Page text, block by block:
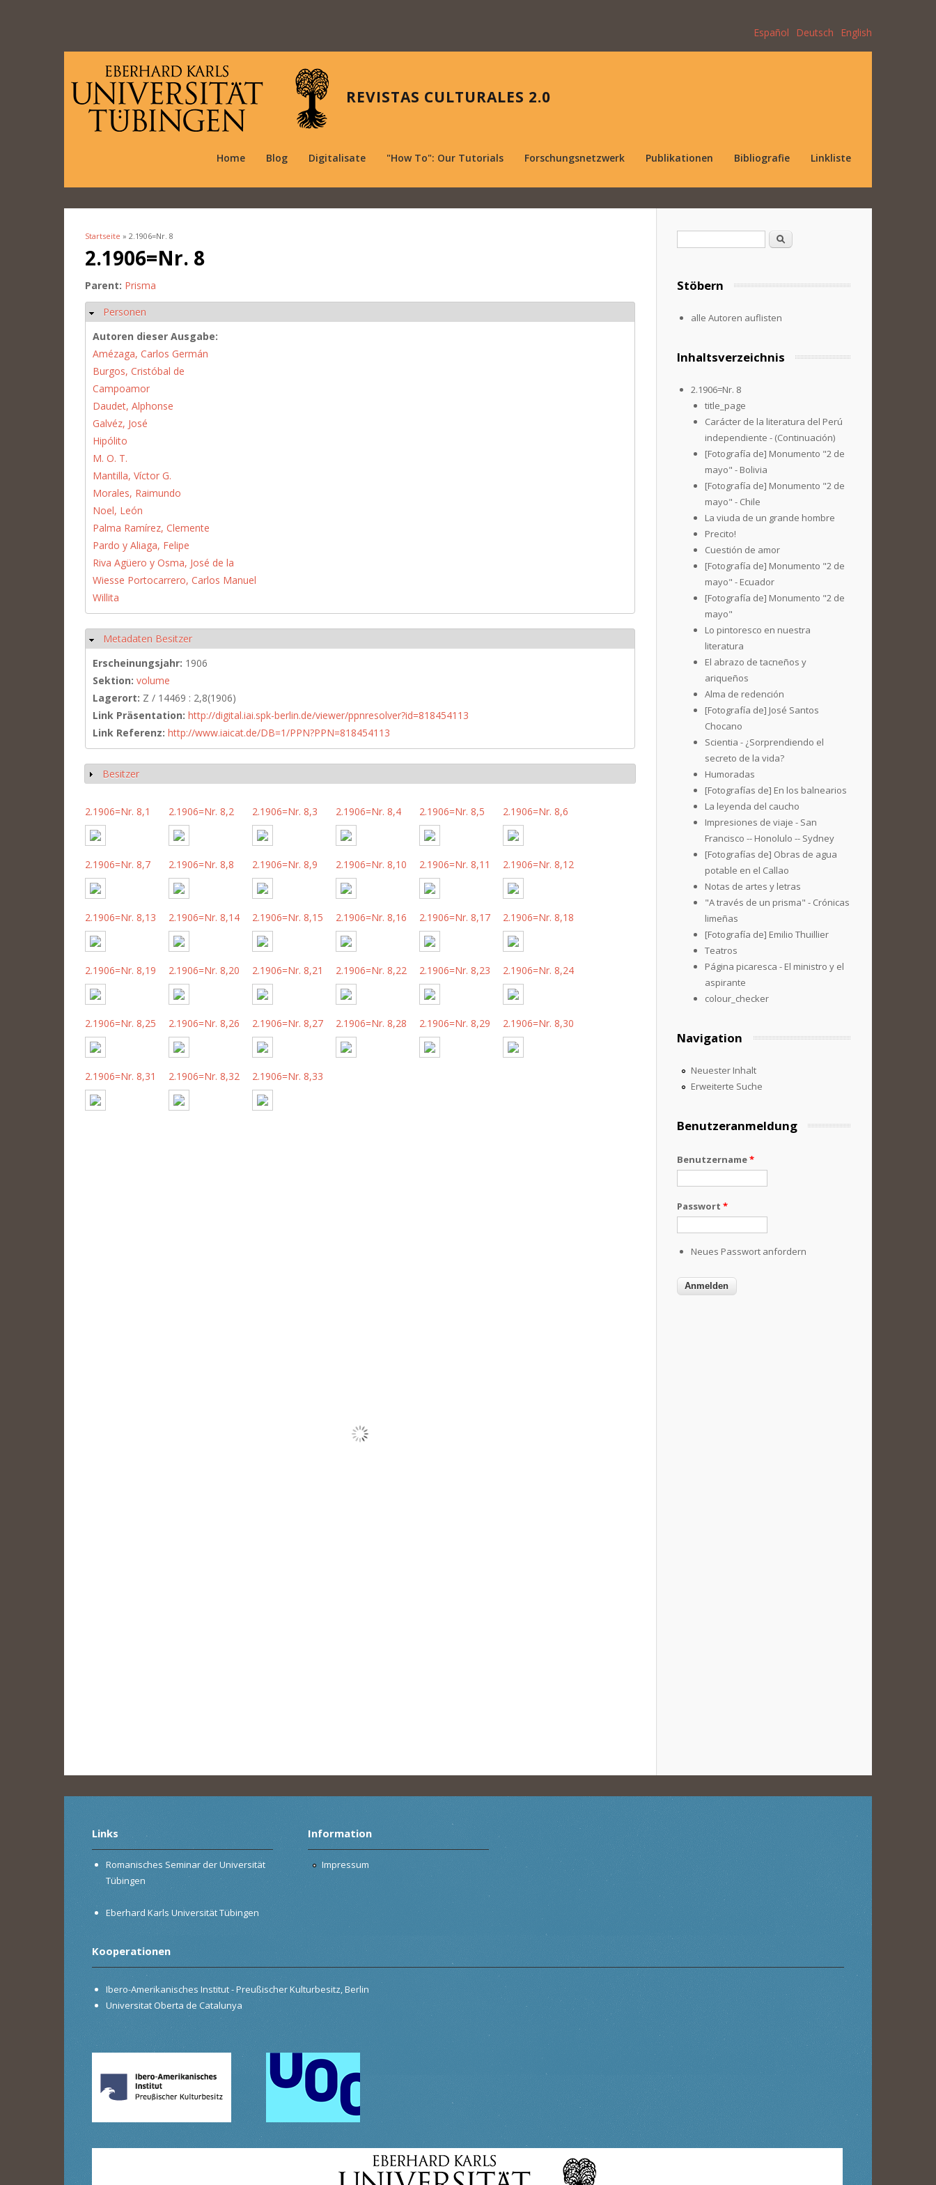
Español Deutsch English
REVISTAS CULTURALES 2.0
Home Blog Digitalisate "How To": Our Tutorials Forschungsnetzwerk Publikationen Bibliografie Linkliste
Sie sind hier
Startseite » 2.1906=Nr. 8
2.1906=Nr. 8
Parent: Prisma
Ausblenden
Personen
Autoren dieser Ausgabe:
Amézaga, Carlos Germán
Burgos, Cristóbal de
Campoamor
Daudet, Alphonse
Galvéz, José
Hipólito
M. O. T.
Mantilla, Víctor G.
Morales, Raimundo
Noel, León
Palma Ramírez, Clemente
Pardo y Aliaga, Felipe
Riva Agüero y Osma, José de la
Wiesse Portocarrero, Carlos Manuel
Willita
Ausblenden
Metadaten Besitzer
Erscheinungsjahr: 1906
Sektion: volume
Lagerort: Z / 14469 : 2,8(1906)
Link Präsentation: http://digital.iai.spk-berlin.de/viewer/ppnresolver?id=818454113
Link Referenz: http://www.iaicat.de/DB=1/PPN?PPN=818454113
Anzeigen
Besitzer
2.1906=Nr. 8,1 2.1906=Nr. 8,2 2.1906=Nr. 8,3 2.1906=Nr. 8,4 2.1906=Nr. 8,5 2.1906=Nr. 8,6
2.1906=Nr. 8,7 2.1906=Nr. 8,8 2.1906=Nr. 8,9 2.1906=Nr. 8,10 2.1906=Nr. 8,11 2.1906=Nr. 8,12
2.1906=Nr. 8,13 2.1906=Nr. 8,14 2.1906=Nr. 8,15 2.1906=Nr. 8,16 2.1906=Nr. 8,17 2.1906=Nr. 8,18
2.1906=Nr. 8,19 2.1906=Nr. 8,20 2.1906=Nr. 8,21 2.1906=Nr. 8,22 2.1906=Nr. 8,23 2.1906=Nr. 8,24
2.1906=Nr. 8,25 2.1906=Nr. 8,26 2.1906=Nr. 8,27 2.1906=Nr. 8,28 2.1906=Nr. 8,29 2.1906=Nr. 8,30
2.1906=Nr. 8,31 2.1906=Nr. 8,32 2.1906=Nr. 8,33
Suche
Stöbern
alle Autoren auflisten
Inhaltsverzeichnis
2.1906=Nr. 8
title_page
Carácter de la literatura del Perú
independiente - (Continuación)
[Fotografía de] Monumento "2 de
mayo" - Bolivia
[Fotografía de] Monumento "2 de
mayo" - Chile
La viuda de un grande hombre
Precito!
Cuestión de amor
[Fotografía de] Monumento "2 de
mayo" - Ecuador
[Fotografía de] Monumento "2 de
mayo"
Lo pintoresco en nuestra
literatura
El abrazo de tacneños y
ariqueños
Alma de redención
[Fotografía de] José Santos
Chocano
Scientia - ¿Sorprendiendo el
secreto de la vida?
Humoradas
[Fotografías de] En los balnearios
La leyenda del caucho
Impresiones de viaje - San
Francisco -- Honolulo -- Sydney
[Fotografías de] Obras de agua
potable en el Callao
Notas de artes y letras
"A través de un prisma" - Crónicas
limeñas
[Fotografía de] Emilio Thuillier
Teatros
Página picaresca - El ministro y el
aspirante
colour_checker
Navigation
Neuester Inhalt
Erweiterte Suche
Benutzeranmeldung
Benutzername*
Passwort *
Neues Passwort anfordern
Links
Romanisches Seminar der Universität
Tübingen
Eberhard Karls Universität Tübingen
Information
Impressum
Kooperationen
Ibero-Amerikanisches Institut - Preußischer Kulturbesitz, Berlin
Universitat Oberta de Catalunya